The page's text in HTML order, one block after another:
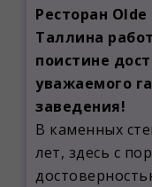
Ресторан
Таллина
поистине
уважаемого
заведения!
В каменных
лет, здесь с